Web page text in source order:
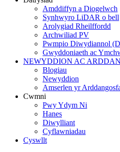
Amddiffyn a Diogelwch
Synhwyro LiDAR o bell
Arolygiad Rheilffordd
Archwiliad PV
Pwmpio Diwydiannol
Gwyddoniaeth ac
NEWYDDION AC
Blogiau
Newyddion
Amserlen yr
Cwmni
Pwy Ydym Ni
Hanes
Diwylliant
Cyflawniadau
Cyswllt